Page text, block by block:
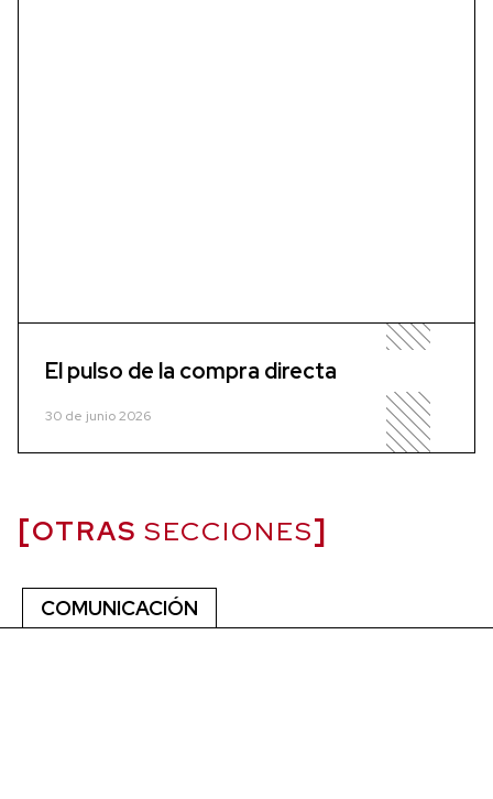
El pulso de la compra directa
30 de junio 2026
OTRAS SECCIONES
COMUNICACIÓN